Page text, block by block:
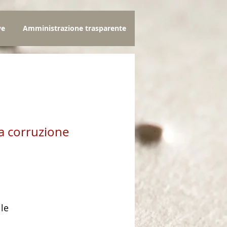
Amministrazione trasparente
corruzione